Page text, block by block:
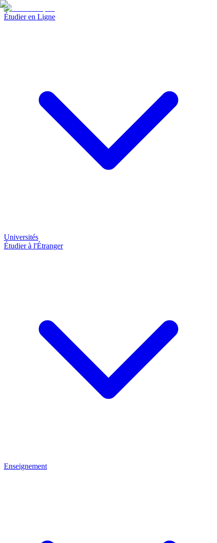
Étudier en Ligne
Universités
Étudier à l'Étranger
Enseignement